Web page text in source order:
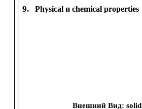
9. Physical и chemical properties
Внешний Вид: solid